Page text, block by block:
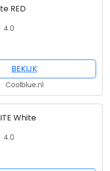
RED
4.0
BEKIJK
Coolblue.nl
White
4.0